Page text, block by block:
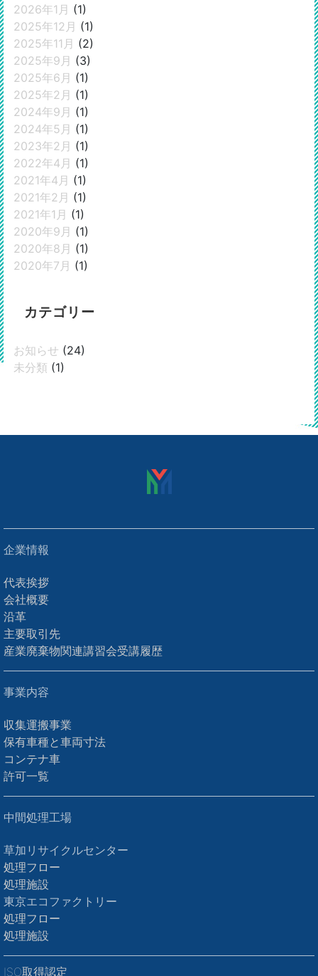
2026年1月 (1)
2025年12月 (1)
2025年11月 (2)
2025年9月 (3)
2025年6月 (1)
2025年2月 (1)
2024年9月 (1)
2024年5月 (1)
2023年2月 (1)
2022年4月 (1)
2021年4月 (1)
2021年2月 (1)
2021年1月 (1)
2020年9月 (1)
2020年8月 (1)
2020年7月 (1)
カテゴリー
お知らせ (24)
未分類 (1)
企業情報
代表挨拶
会社概要
沿革
主要取引先
産業廃棄物関連講習会受講履歴
事業内容
収集運搬事業
保有車種と車両寸法
コンテナ車
許可一覧
中間処理工場
草加リサイクルセンター
処理フロー
処理施設
東京エコファクトリー
処理フロー
処理施設
ISO取得認定